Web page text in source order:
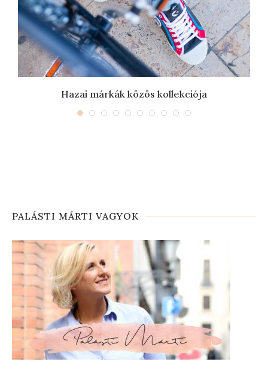
Hazai márkák közös kollekciója
PALÁSTI MÁRTI VAGYOK